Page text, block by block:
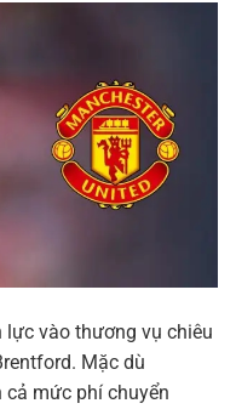
lực vào thương vụ chiêu
Mặc dù
mức phí chuyển